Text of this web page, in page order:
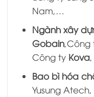
Nam,…
Ngành xây
Gobain,Công
Công ty Kova
Bao bì hóa
Yusung Atech,